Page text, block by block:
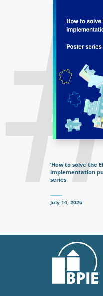
‘How to solve the
implementation
series
July 14, 2026